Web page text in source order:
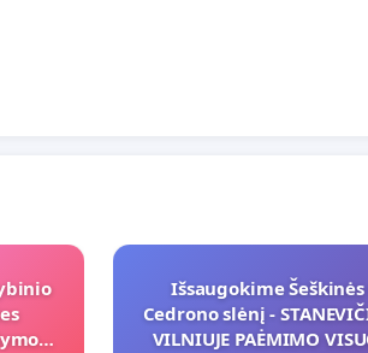
Išsaugokime
Cedrono slėnį -
VILNIUJE PAĖMIMO